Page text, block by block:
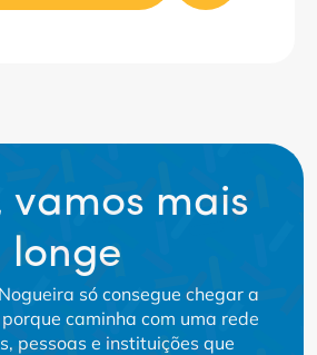
vamos mais
longe
só consegue chegar a
caminha com uma rede
pessoas e instituições que